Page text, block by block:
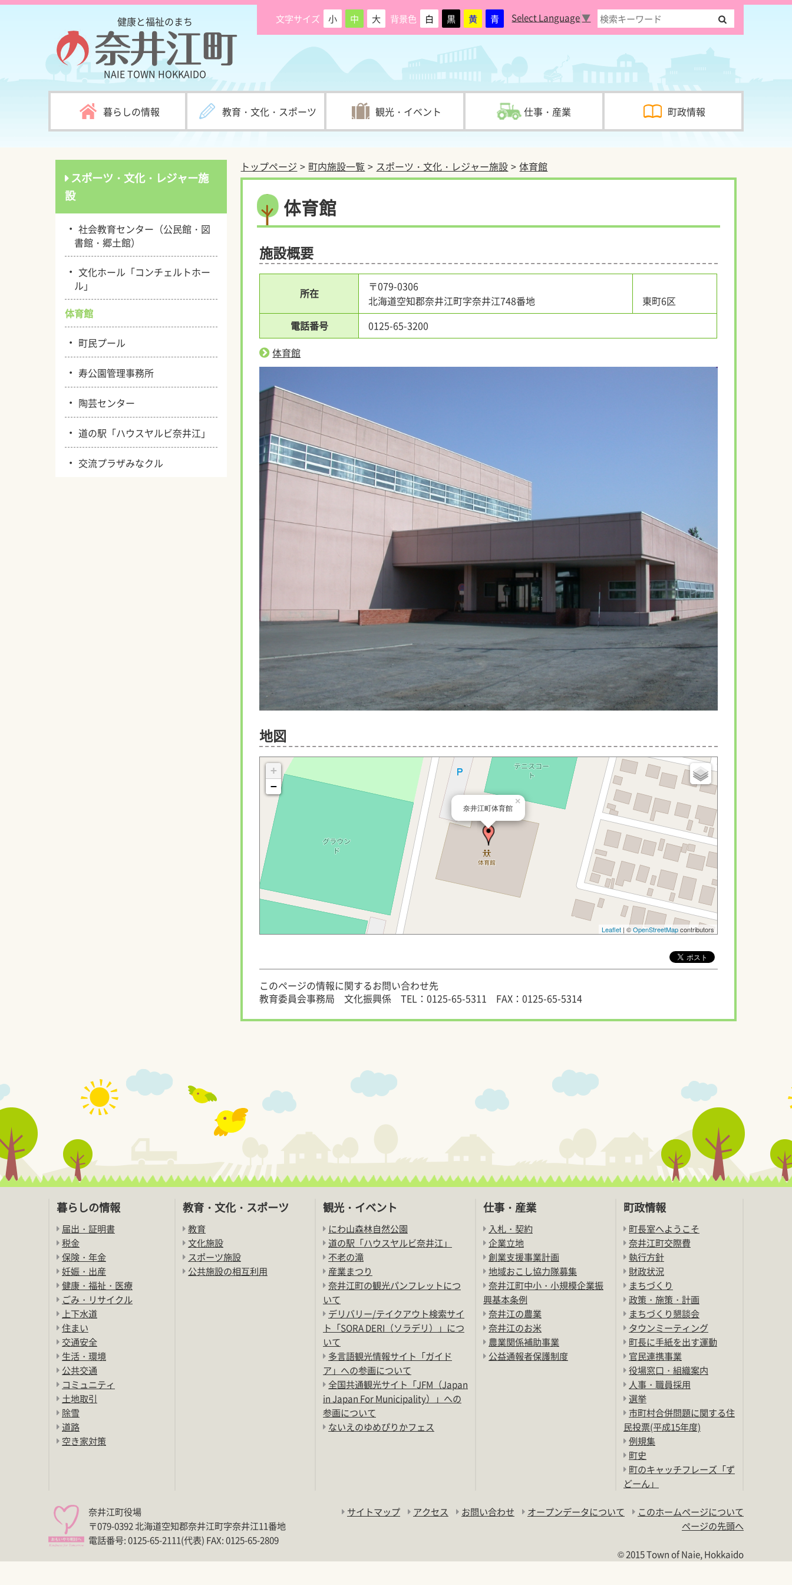
健康と福祉のまち
NAIE TOWNHOKKAIDO
文字サイズ 小 中 大 背景色 白 黒 黄 青 Select Language▼
暮らしの情報 教育・文化・スポーツ 観光・イベント 仕事・産業 町政情報
トップページ 町内施設一覧 スポーツ・文化・レジャー施設 体育館
体育館
施設概要
所在
〒079-0306
北海道空知郡奈井江町字奈井江748番地
東町6区
電話番号
0125-65-3200
体育館
地図
奈井江町体育館
×
+
−
Leaflet | ©OpenStreetMapcontributors
このページの情報に関するお問い合わせ先
教育委員会事務局 文化振興係
TEL：0125-65-5311 FAX：0125-65-5314
スポーツ・文化・レジャー施
設
・ 社会教育センター（公民館・図
書館・郷土館）
・ 文化ホール「コンチェルトホー
ル」
体育館
・ 町民プール
・ 寿公園管理事務所
・ 陶芸センター
・ 道の駅「ハウスヤルビ奈井江」
・ 交流プラザみなクル
暮らしの情報
届出・証明書
税金
保険・年金
妊娠・出産
健康・福祉・医療
ごみ・リサイクル
上下水道
住まい
交通安全
生活・環境
公共交通
コミュニティ
土地取引
除雪
道路
空き家対策
教育・文化・スポーツ
教育
文化施設
スポーツ施設
公共施設の相互利用
観光・イベント
にわ山森林自然公園
道の駅「ハウスヤルビ奈井江」
不老の滝
産業まつり
奈井江町の観光パンフレットにつ
いて
デリバリー/テイクアウト検索サイ
ト「SORA DERI（ソラデリ）」につ
いて
多言語観光情報サイト「ガイド
ア」への参画について
全国共通観光サイト「JFM（Japan
in Japan For Municipality）」への
参画について
ないえのゆめぴりかフェス
仕事・産業
入札・契約
企業立地
創業支援事業計画
地域おこし協力隊募集
奈井江町中小・小規模企業振
興基本条例
奈井江の農業
奈井江のお米
農業関係補助事業
公益通報者保護制度
町政情報
町長室へようこそ
奈井江町交際費
執行方針
財政状況
まちづくり
政策・施策・計画
まちづくり懇談会
タウンミーティング
町長に手紙を出す運動
官民連携事業
役場窓口・組織案内
人事・職員採用
選挙
市町村合併問題に関する住
民投票(平成15年度)
例規集
町史
町のキャッチフレーズ「ず
どーん」
サイトマップ アクセス お問い合わせ オープンデータについて
このホームページについて
ページの先頭へ
奈井江町役場
〒079-0392 北海道空知郡奈井江町字奈井江11番地
電話番号: 0125-65-2111(代表) FAX: 0125-65-2809
© 2015 Town of Naie, Hokkaido